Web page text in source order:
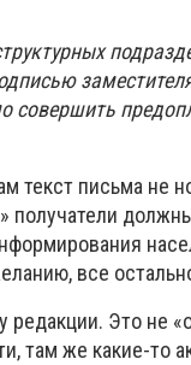
совершить
текст письма не
получатели
все
Это не
там же какие-то